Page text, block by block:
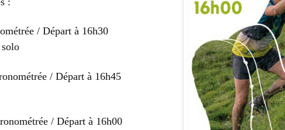
/ Départ à 16h30
/ Départ à 16h45
/ Départ à 16h00